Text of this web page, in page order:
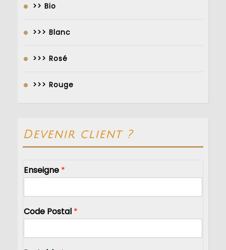
>> Bio
>>> Blanc
>>> Rosé
>>> Rouge
Devenir client ?
Enseigne *
Code Postal *